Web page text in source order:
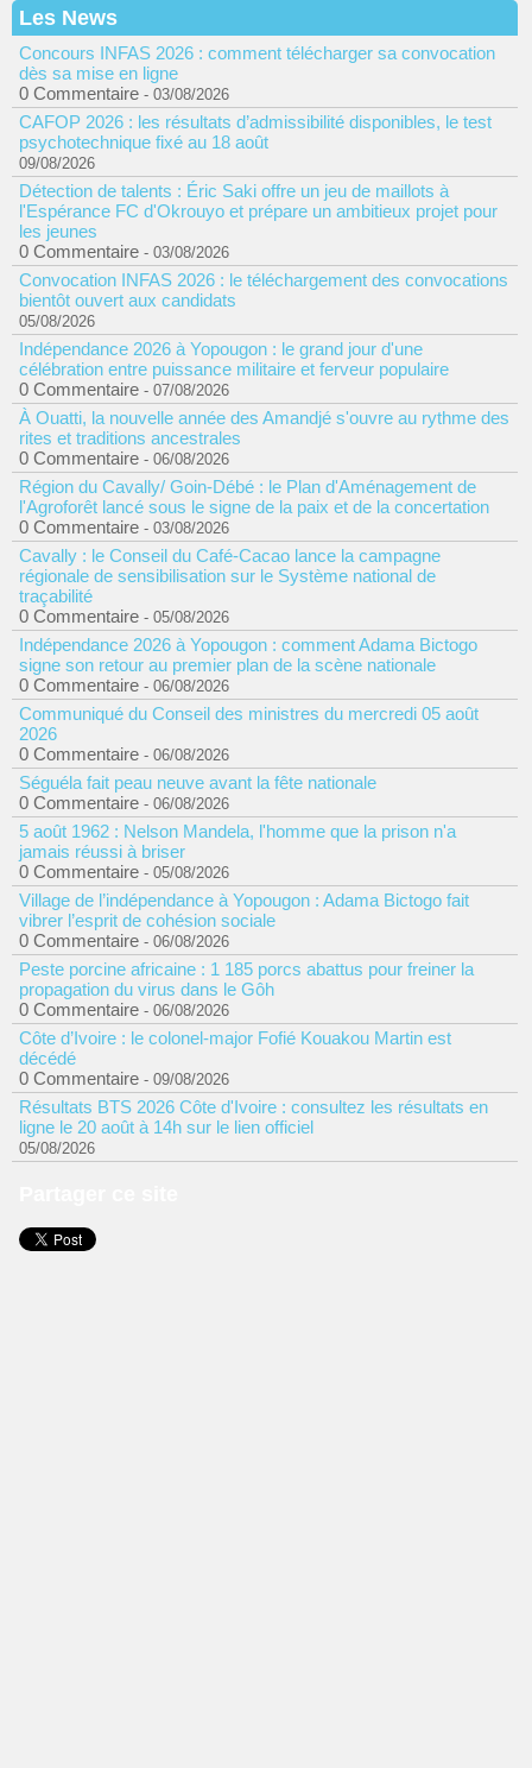
Les News
Concours INFAS 2026 : comment télécharger sa convocation
dès sa mise en ligne
0 Commentaire - 03/08/2026
CAFOP 2026 : les résultats d’admissibilité disponibles, le test
psychotechnique fixé au 18 août
09/08/2026
Détection de talents : Éric Saki offre un jeu de maillots à
l'Espérance FC d'Okrouyo et prépare un ambitieux projet pour
les jeunes
0 Commentaire - 03/08/2026
Convocation INFAS 2026 : le téléchargement des convocations
bientôt ouvert aux candidats
05/08/2026
Indépendance 2026 à Yopougon : le grand jour d'une
célébration entre puissance militaire et ferveur populaire
0 Commentaire - 07/08/2026
À Ouatti, la nouvelle année des Amandjé s'ouvre au rythme des
rites et traditions ancestrales
0 Commentaire - 06/08/2026
Région du Cavally/ Goin-Débé : le Plan d'Aménagement de
l'Agroforêt lancé sous le signe de la paix et de la concertation
0 Commentaire - 03/08/2026
Cavally : le Conseil du Café-Cacao lance la campagne
régionale de sensibilisation sur le Système national de
traçabilité
0 Commentaire - 05/08/2026
Indépendance 2026 à Yopougon : comment Adama Bictogo
signe son retour au premier plan de la scène nationale
0 Commentaire - 06/08/2026
Communiqué du Conseil des ministres du mercredi 05 août
2026
0 Commentaire - 06/08/2026
Séguéla fait peau neuve avant la fête nationale
0 Commentaire - 06/08/2026
5 août 1962 : Nelson Mandela, l'homme que la prison n'a
jamais réussi à briser
0 Commentaire - 05/08/2026
Village de l’indépendance à Yopougon : Adama Bictogo fait
vibrer l’esprit de cohésion sociale
0 Commentaire - 06/08/2026
Peste porcine africaine : 1 185 porcs abattus pour freiner la
propagation du virus dans le Gôh
0 Commentaire - 06/08/2026
Côte d’Ivoire : le colonel-major Fofié Kouakou Martin est
décédé
0 Commentaire - 09/08/2026
Résultats BTS 2026 Côte d'Ivoire : consultez les résultats en
ligne le 20 août à 14h sur le lien officiel
05/08/2026